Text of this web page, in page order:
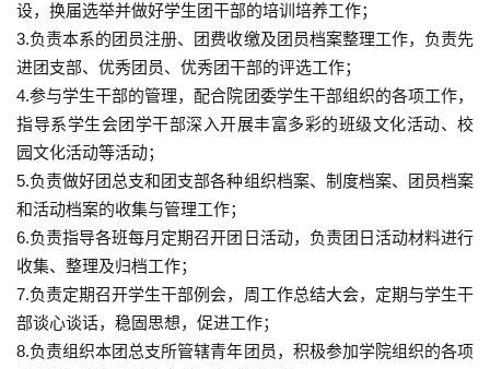
设，换届选举并做好学生团干部的培训培养工作；
3.负责本系的团员注册、团费收缴及团员档案整理工作，负责先
进团支部、优秀团员、优秀团干部的评选工作；
4.参与学生干部的管理，配合院团委学生干部组织的各项工作，
指导系学生会团学干部深入开展丰富多彩的班级文化活动、校
园文化活动等活动；
5.负责做好团总支和团支部各种组织档案、制度档案、团员档案
和活动档案的收集与管理工作；
6.负责指导各班每月定期召开团日活动，负责团日活动材料进行
收集、整理及归档工作；
7.负责定期召开学生干部例会，周工作总结大会，定期与学生干
部谈心谈话，稳固思想，促进工作；
8.负责组织本团总支所管辖青年团员，积极参加学院组织的各项